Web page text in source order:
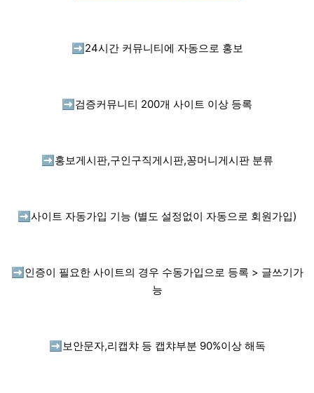
➡️ 24시간 커뮤니티에 자동으로 홍보
➡️ 검증커뮤니티 200개 사이트 이상 등록
➡️ 홍보게시판,구인구직게시판,꽁머니게시판 분류
➡️ 사이트 자동가입 기능 (별도 설정없이 자동으로 회원가입)
➡️ 인증이 필요한 사이트의 경우 수동가입으로 등록 > 글쓰기가
능
➡️ 보안문자,리캡챠 등 캡챠부분 90%이상 해독